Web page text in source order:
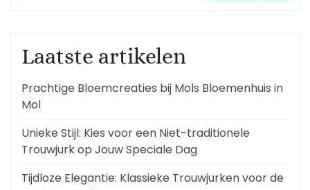
Laatste artikelen
Prachtige Bloemcreaties bij Mols Bloemenhuis in
Mol
Unieke Stijl: Kies voor een Niet-traditionele
Trouwjurk op Jouw Speciale Dag
Tijdloze Elegantie: Klassieke Trouwjurken voor de